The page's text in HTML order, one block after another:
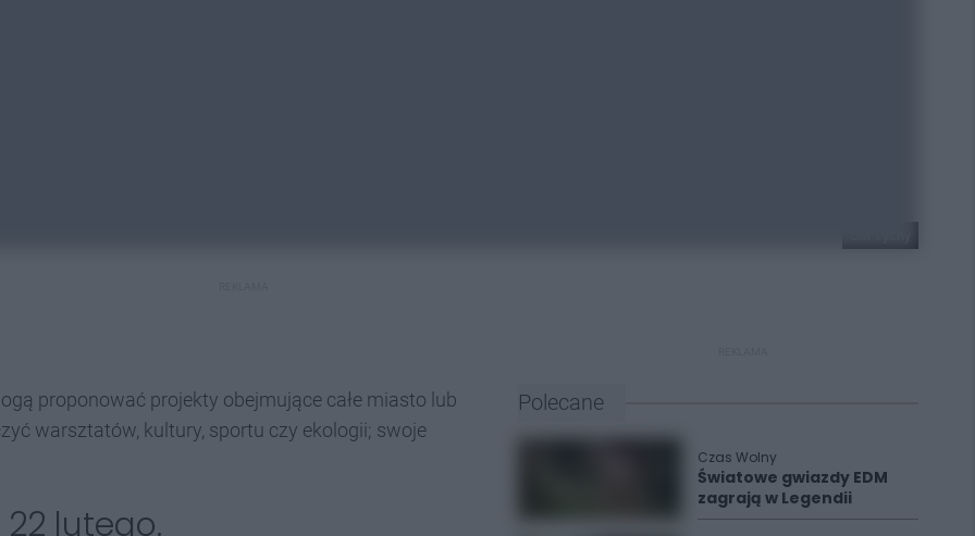
proponować projekty obejmujące całe miasto lub
warsztatów, kultury, sportu czy ekologii; swoje
lutego.
Polecane
Czas Wolny
Światowe gwiazdy EDM
zagrają w Legendii